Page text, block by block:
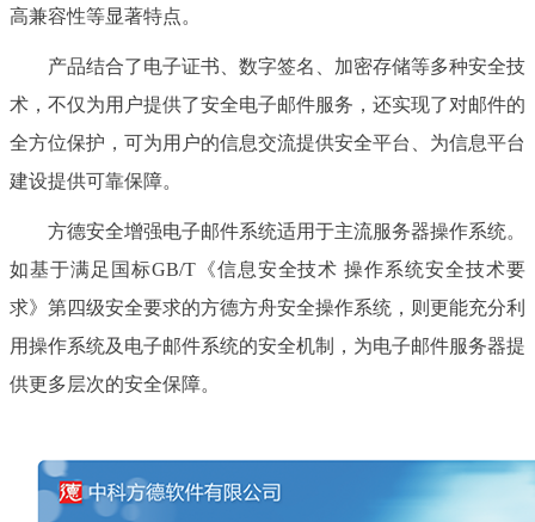
高兼容性等显著特点。
产品结合了电子证书、数字签名、加密存储等多种安全技
术，不仅为用户提供了安全电子邮件服务，还实现了对邮件的
全方位保护，可为用户的信息交流提供安全平台、为信息平台
建设提供可靠保障。
方德安全增强电子邮件系统适用于主流服务器操作系统。
如基于满足国标GB/T《信息安全技术 操作系统安全技术要
求》第四级安全要求的方德方舟安全操作系统，则更能充分利
用操作系统及电子邮件系统的安全机制，为电子邮件服务器提
供更多层次的安全保障。